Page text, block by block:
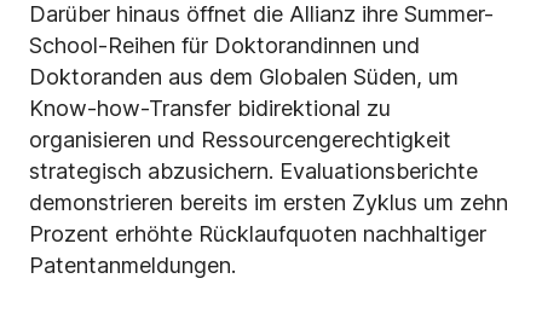
Darüber hinaus öffnet die Allianz ihre Summer-
School-Reihen für Doktorandinnen und
Doktoranden aus dem Globalen Süden, um
Know-how-Transfer bidirektional zu
organisieren und Ressourcengerechtigkeit
strategisch abzusichern. Evaluationsberichte
demonstrieren bereits im ersten Zyklus um zehn
Prozent erhöhte Rücklaufquoten nachhaltiger
Patentanmeldungen.